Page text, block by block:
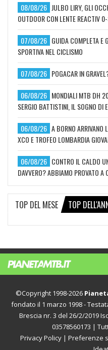
08/08/26 JULBO LIRY, GLI
OUTDOOR CON LENTE REACTIV
07/08/26 GUIDA COMPLETA E
SPORTIVA NEL CICLISMO
07/08/26 POGACAR IN
06/08/26 MONDIALI MTB DH
SERGIO BATTISTINI, IL SOGNO DI
06/08/26 A BORNO ARRIVANO
XCO E TROFEO LOMBARDIA
06/08/26 CONTRO IL CALDO
DAVVERO? ABBIAMO PROVATO A
TOP DEL MESE TOP
©Copyright 1998-2026
fondato il 1 marzo 1998 -
Brescia nr. 3 del 26/2/2019
03578560173 |
Privacy Policy| Preferenze